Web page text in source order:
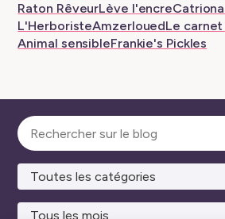
Raton RêveurLève l'encre
L'HerboristeAmzerlouedLe
Animal sensibleFrankie's Pickles
Sélectionner
une